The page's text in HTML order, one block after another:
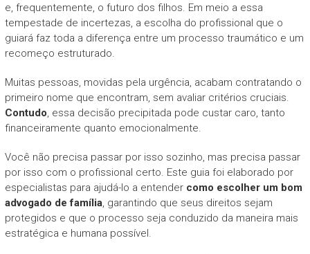
e, frequentemente, o futuro dos filhos. Em meio a essa
tempestade de incertezas, a escolha do profissional que o
guiará faz toda a diferença entre um processo traumático e um
recomeço estruturado.
Muitas pessoas, movidas pela urgência, acabam contratando o
primeiro nome que encontram, sem avaliar critérios cruciais.
Contudo, essa decisão precipitada pode custar caro, tanto
financeiramente quanto emocionalmente.
Você não precisa passar por isso sozinho, mas precisa passar
por isso com o profissional certo. Este guia foi elaborado por
especialistas para ajudá-lo a entender como escolher um bom
advogado de família, garantindo que seus direitos sejam
protegidos e que o processo seja conduzido da maneira mais
estratégica e humana possível.